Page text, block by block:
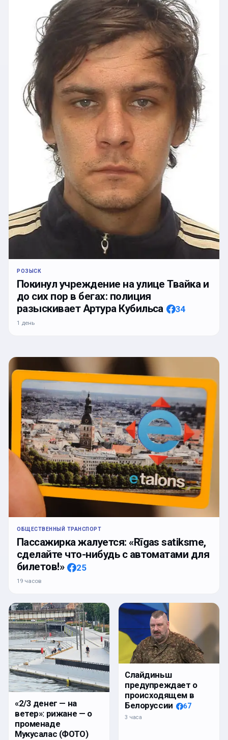
РОЗЫСК
Покинул учреждение на улице Твайка и
до сих пор в бегах: полиция
разыскивает Артура Кубильса
34
1 день
ОБЩЕСТВЕННЫЙ ТРАНСПОРТ
Пассажирка жалуется: «Rīgas satiksme,
сделайте что-нибудь с автоматами для
билетов!»
25
19 часов
«2/3 денег — на
ветер»: рижане — о
променаде
Мукусалас (ФОТО)
Слайдиньш
предупреждает о
происходящем в
Белоруссии
67
3 часа